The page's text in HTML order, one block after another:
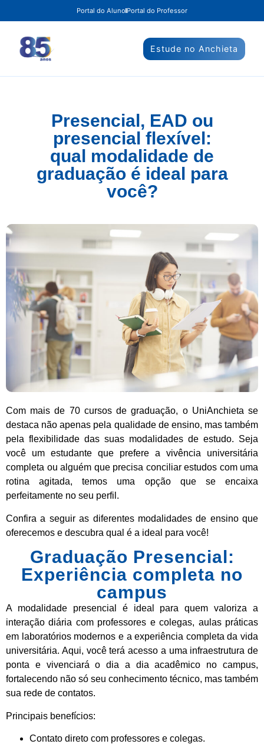
Portal do Aluno Portal do Professor
Estude no Anchieta
Presencial, EAD ou
presencial flexível:
qual modalidade de
graduação é ideal para
você?
Com mais de 70 cursos de graduação, o UniAnchieta se
destaca não apenas pela qualidade de ensino, mas também
pela flexibilidade das suas modalidades de estudo. Seja
você um estudante que prefere a vivência universitária
completa ou alguém que precisa conciliar estudos com uma
rotina agitada, temos uma opção que se encaixa
perfeitamente no seu perfil.
Confira a seguir as diferentes modalidades de ensino que
oferecemos e descubra qual é a ideal para você!
Graduação Presencial:
Experiência completa no
campus
A modalidade presencial é ideal para quem valoriza a
interação diária com professores e colegas, aulas práticas
em laboratórios modernos e a experiência completa da vida
universitária. Aqui, você terá acesso a uma infraestrutura de
ponta e vivenciará o dia a dia acadêmico no campus,
fortalecendo não só seu conhecimento técnico, mas também
sua rede de contatos.
Principais benefícios:
Contato direto com professores e colegas.